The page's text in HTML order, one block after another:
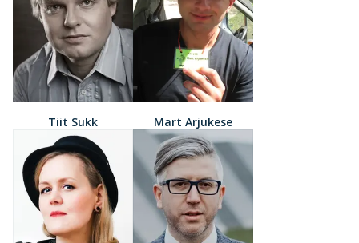
Tiit Sukk Mart Arjukese